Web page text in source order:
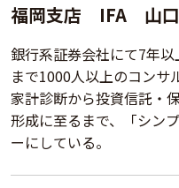
福岡支店 IFA 山
銀行系証券会社にて7年
まで1000人以上のコンサ
家計診断から投資信託・
形成に至るまで、「シン
ーにしている。